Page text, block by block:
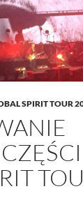
SPIRIT TOUR